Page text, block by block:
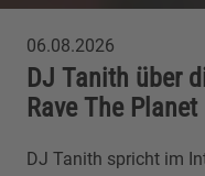
06.08.2026
DJ Tanith über
Rave The Planet
DJ Tanith spricht im